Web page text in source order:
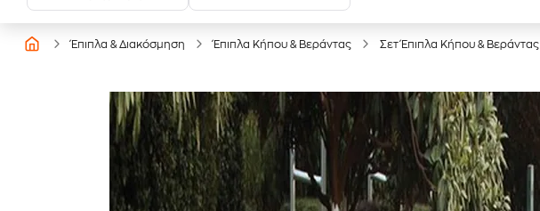
Έπιπλα & Διακόσμηση Έπιπλα Κήπου & Βεράντας Σετ Έπιπλα Κήπου & Βεράντας